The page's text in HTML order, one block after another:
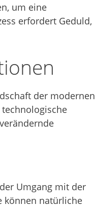
um eine
erfordert Geduld,
der modernen
Umgang mit der
können natürliche